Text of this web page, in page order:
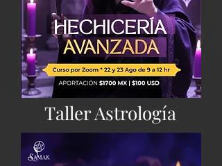
Taller Astrología